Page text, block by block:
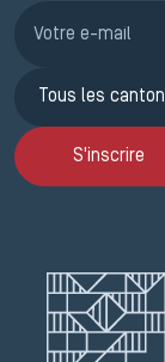
S'inscrire